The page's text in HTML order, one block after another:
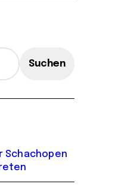
Suchen
Schachopen